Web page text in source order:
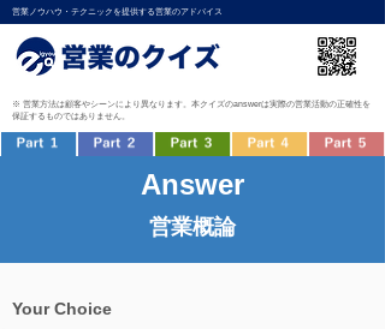
営業ノウハウ・テクニックを提供する営業のアドバイス
※ 営業方法は顧客やシーンにより異なります。本クイズのanswerは実際の営業活動の正確性を
保証するものではありません。
Answer
営業概論
Your Choice